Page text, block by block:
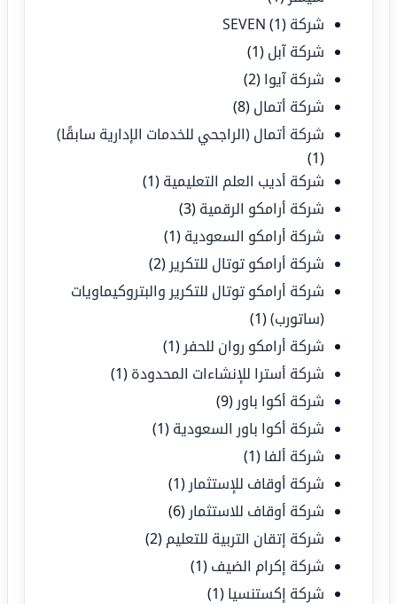
شركة SEVEN (1)
شركة آبل (1)
شركة آيوا (2)
شركة أتمال (8)
شركة أتمال (الراجحي للخدمات الإدارية سابقًا)
(1)
شركة أديب العلم التعليمية (1)
شركة أرامكو الرقمية (3)
شركة أرامكو السعودية (1)
شركة أرامكو توتال للتكرير (2)
شركة أرامكو توتال للتكرير والبتروكيماويات
(ساتورب)(1)
شركة أرامكو روان للحفر (1)
شركة أسترا للإنشاءات المحدودة (1)
شركة أكوا باور (9)
شركة أكوا باور السعودية (1)
شركة ألفا (1)
شركة أوقاف للإستثمار (1)
شركة أوقاف للاستثمار (6)
شركة إتقان التربية للتعليم (2)
شركة إكرام الضيف (1)
شركة إكستنسيا (1)